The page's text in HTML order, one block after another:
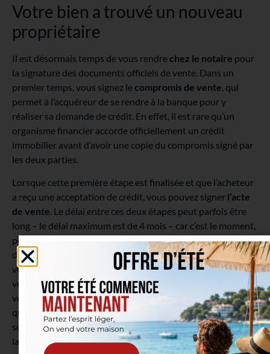
Votre bien a trouvé un nouveau
propriétaire
Il est désormais temps de vous rendrechez le notaire pour
la signature des documents officiels de vente. Dans un
premier temps, vous signez le compromis de vente , qui
permet à l’acquéreur de se rendre à la banque pour y
réaliser sa demande de crédit. En effet, il est rare qu’un
organisme financier accorde officiellement un crédit
immobilier avant d’avoir une copie du compromis signé par
les deux parties.
Lorsque cette première étape est finalisée et que l’acheteur
a reçu une acceptation de crédit, vous pouvez signer l’acte
de vente. Le délai entre ces deux étapes peut parfois être
long – le délai maximum est de 4 mois – car c’est le moment,
pour le notaire, de réaliser les différentes recherches
d’hypothèques au nom du propriétaire vendeur, c’est-à-dire
vous. Lors d’une vente immobilière, le notaire doit en effet
vérifier qu’il n’y a pas d’hypothèque en cours sur le bien
vendu, mais aussi que vous n’avez pas de dettes ouvertes,
qu’elles soient administratives (impôts ou cotisations
sociales impayées) ou privées (toutes dettes répertoriées à
la Banque Nationale de Belgique).